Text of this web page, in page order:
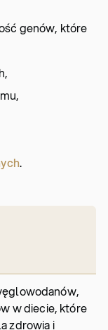
genów, które
.
w diecie, które
zdrowia i